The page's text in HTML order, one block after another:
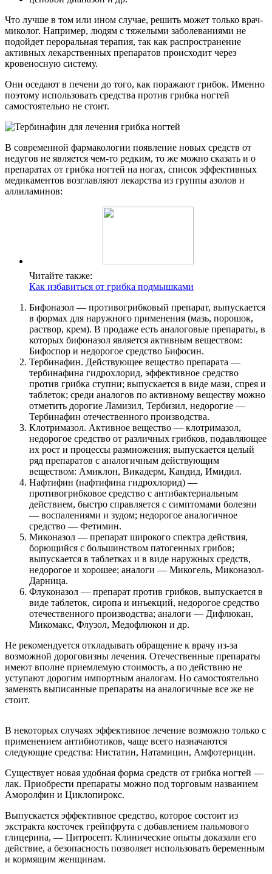
Что лучше в том или ином случае, решить может только врач-
миколог. Например, людям с тяжелыми заболеваниями не
подойдет пероральная терапия, так как распространение
активных лекарственных препаратов происходит через
кровеносную систему.
Они оседают в печени до того, как поражают грибок. Именно
поэтому использовать средства против грибка ногтей
самостоятельно не стоит.
В современной фармакологии появление новых средств от
недугов не является чем-то редким, то же можно сказать и о
препаратах от грибка ногтей на ногах, список эффективных
медикаментов возглавляют лекарства из группы азолов и
аллиламинов:
Читайте также:
Как избавиться от грибка подмышками
Бифоназол — противогрибковый препарат, выпускается
в формах для наружного применения (мазь, порошок,
раствор, крем). В продаже есть аналоговые препараты, в
которых бифоназол является активным веществом:
Бифоспор и недорогое средство Бифосин.
Тербинафин. Действующее вещество препарата —
тербинафина гидрохлорид, эффективное средство
против грибка ступни; выпускается в виде мази, спрея и
таблеток; среди аналогов по активному веществу можно
отметить дорогие Ламизил, Тербизил, недорогие —
Тербинафин отечественного производства.
Клотримазол. Активное вещество — клотримазол,
недорогое средство от различных грибков, подавляющее
их рост и процессы размножения; выпускается целый
ряд препаратов с аналогичным действующим
веществом: Амиклон, Викадерм, Кандид, Имидил.
Нафтифин (нафтифина гидрохлорид) —
противогрибковое средство с антибактериальным
действием, быстро справляется с симптомами болезни
— воспалениями и зудом; недорогое аналогичное
средство — Фетимин.
Миконазол — препарат широкого спектра действия,
борющийся с большинством патогенных грибов;
выпускается в таблетках и в виде наружных средств,
недорогое и хорошее; аналоги — Микогель, Миконазол-
Дарница.
Флуконазол — препарат против грибков, выпускается в
виде таблеток, сиропа и инъекций, недорогое средство
отечественного производства; аналоги — Дифлюкан,
Микомакс, Флузол, Медофлюкон и др.
Не рекомендуется откладывать обращение к врачу из-за
возможной дороговизны лечения. Отечественные препараты
имеют вполне приемлемую стоимость, а по действию не
уступают дорогим импортным аналогам. Но самостоятельно
заменять выписанные препараты на аналогичные все же не
стоит.
В некоторых случаях эффективное лечение возможно только с
применением антибиотиков, чаще всего назначаются
следующие средства: Нистатин, Натамицин, Амфотерицин.
Существует новая удобная форма средств от грибка ногтей —
лак. Приобрести препараты можно под торговым названием
Аморолфин и Циклопирокс.
Выпускается эффективное средство, которое состоит из
экстракта косточек грейпфрута с добавлением пальмового
глицерина, — Цитросепт. Клинические опыты доказали его
действие, а безопасность позволяет использовать беременным
и кормящим женщинам.